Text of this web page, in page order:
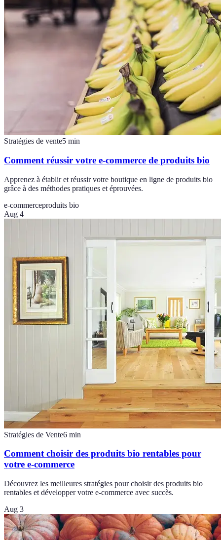
Stratégies de vente5 min
Comment réussir votre e-commerce de produits bio
Apprenez à établir et réussir votre boutique en ligne de produits bio
grâce à des méthodes pratiques et éprouvées.
e-commerceproduits bio
Aug 4
Stratégies de Vente6 min
Comment choisir des produits bio rentables pour
votre e-commerce
Découvrez les meilleures stratégies pour choisir des produits bio
rentables et développer votre e-commerce avec succès.
Aug 3